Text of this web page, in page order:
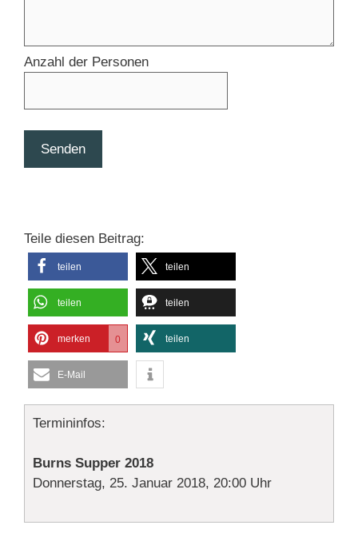
Anzahl der Personen
Senden
Teile diesen Beitrag:
teilen teilen
teilen teilen
merken 0 teilen
E-Mail
Termininfos:
Burns Supper 2018
Donnerstag, 25. Januar 2018, 20:00 Uhr